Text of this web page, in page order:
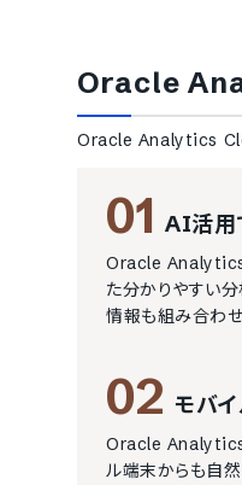
Oracle
Oracle Analytics
01 AI活用
Oracle Analytics
た分かりやすい
情報も組み合わせ
02 モバ
Oracle Analytics
ル端末からも自